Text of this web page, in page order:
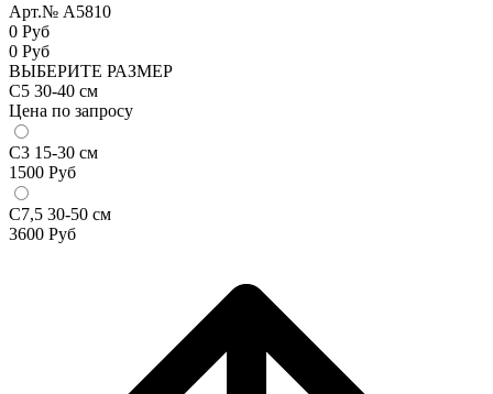
Арт.№ A5810
0 Руб
0 Руб
ВЫБЕРИТЕ РАЗМЕР
С5 30-40 см
Цена по запросу
С3 15-30 см
1500 Руб
С7,5 30-50 см
3600 Руб